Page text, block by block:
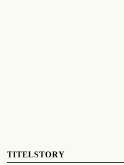
TITELSTORY